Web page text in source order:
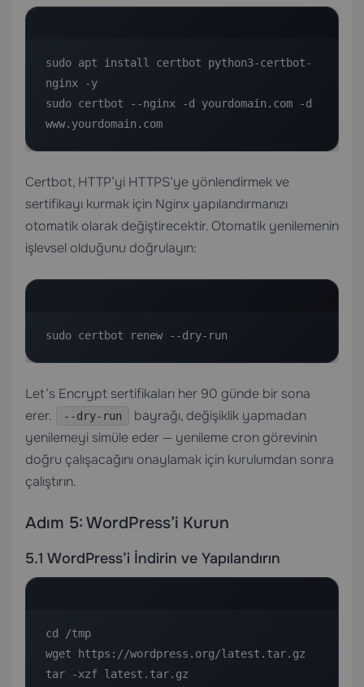
sudo apt install certbot python3-certbot-
nginx -y
sudo certbot --nginx -d yourdomain.com -d
www.yourdomain.com
Certbot, HTTP’yi HTTPS’ye yönlendirmek ve
sertifikayı kurmak için Nginx yapılandırmanızı
otomatik olarak değiştirecektir. Otomatik yenilemenin
işlevsel olduğunu doğrulayın:
sudo certbot renew --dry-run
Let’s Encrypt sertifikaları her 90 günde bir sona
erer.
--dry-run
bayrağı, değişiklik yapmadan
yenilemeyi simüle eder — yenileme cron görevinin
doğru çalışacağını onaylamak için kurulumdan sonra
çalıştırın.
Adım 5: WordPress’i Kurun
5.1 WordPress’i İndirin ve Yapılandırın
cd /tmp
wget https://wordpress.org/latest.tar.gz
tar -xzf latest.tar.gz